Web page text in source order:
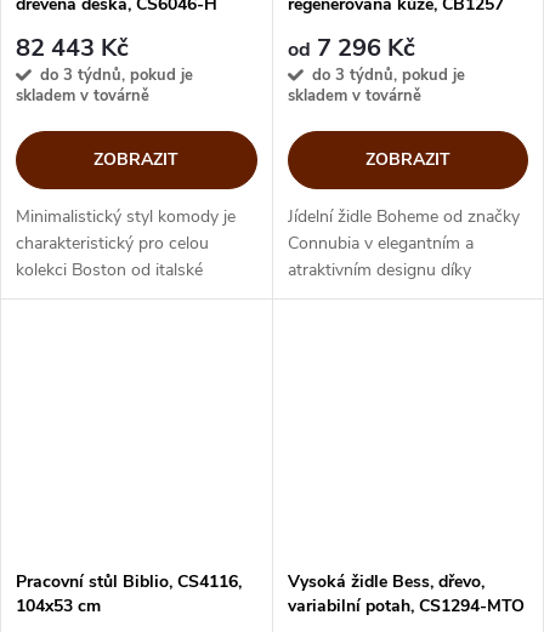
82 443 Kč
do 3 týdnů, pokud je
skladem v továrně
ZOBRAZIT
Minimalistický styl komody je
charakteristický pro celou
kolekci Boston od italské
značky Calligaris. Jednoduché
od 7 296 Kč
do 3 týdnů, pokud je
skladem v továrně
ZOBRAZIT
Jídelní židle Boheme od značky
Connubia v elegantním a
atraktivním designu díky
vysokému opěradlu. Boheme
Pracovní stůl Biblio, CS4116,
104x53 cm
Vysoká židle Bess, dřevo,
variabilní potah, CS1294-MTO